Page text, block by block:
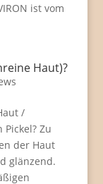
ist vom
Haut)?
/
Zu
der Haut
glänzend.